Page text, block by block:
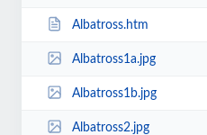
Albatross.htm
Albatross1a.jpg
Albatross1b.jpg
Albatross2.jpg